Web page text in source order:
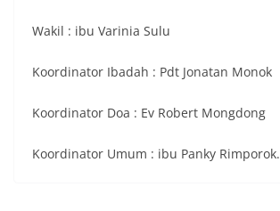
Wakil : ibu Varinia Sulu
Koordinator Ibadah : Pdt Jonatan Monok
Koordinator Doa : Ev Robert Mongdong
Koordinator Umum : ibu Panky Rimporok.